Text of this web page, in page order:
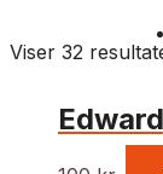
Viser 32